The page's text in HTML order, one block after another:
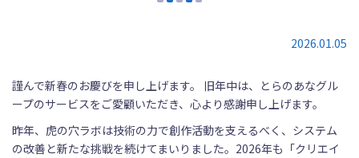
2026.01.05
謹んで新春のお慶びを申し上げます。 旧年中は、とらのあなグル
ープのサービスをご愛顧いただき、心より感謝申し上げます。
昨年、虎の穴ラボは技術の力で創作活動を支えるべく、システム
の改善と新たな挑戦を続けてまいりました。2026年も「クリエイ